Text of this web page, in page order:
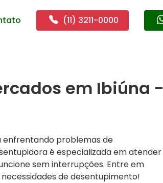
(11) 3211-0000
em Ibiúna -
enfrentando problemas de
é especializada em atender
sem interrupções. Entre em
de desentupimento!